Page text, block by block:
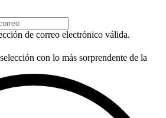
de correo electrónico válida.
con lo más sorprendente de la